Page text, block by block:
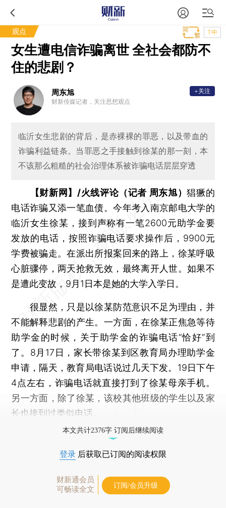
观点 T中
女生遭电信诈骗离世 全社会都防不
住的悲剧？
周东旭
财新传媒记者，关注思想观点
+关注
临沂女生悲剧的背后，是赤裸裸的罪恶，以及带血的
诈骗利益链条。当罪恶之手接触到徐某的那一刻，本
不该那么粗糙的社会治理体系被诈骗电话层层穿透
【财新网】/火线评论（记者 周东旭）猖獗的
电话诈骗又添一笔血债。今年考入南京邮电大学的
临沂女生徐某，接到声称有一笔2600元助学金要
发放的电话，按照诈骗电话要求操作后，9900元
学费被骗走。在派出所报案回来的路上，徐某呼吸
心脏骤停，两天抢救无效，最终离开人世。如果不
是遭此变故，9月1日本是她的大学入学日。
很显然，只是以徐某防范意识不足为理由，并
不能解释悲剧的产生。一方面，在徐某正焦急等待
助学金的时候，关于助学金的诈骗电话“恰好”到
了。8月17日，家长带徐某到区教育局办理助学金
申请，隔天，教育局电话说过几天下发。19日下午
4点左右，诈骗电话就直接打到了徐某母亲手机。
另一方面，除了徐某，该校其他班级的学生以及家
长也接到过类似电话。
本文共计2376字 订阅后继续阅读
登录 后获取已订阅的阅读权限
财新通会员
可畅读全文
订阅/会员升级